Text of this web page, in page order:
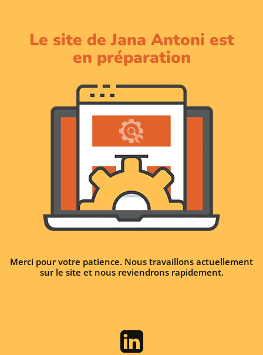
Le site de Jana Antoni est
en préparation
Merci pour votre patience. Nous travaillons actuellement
sur le site et nous reviendrons rapidement.